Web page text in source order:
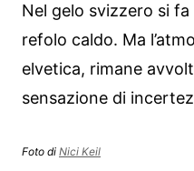
Nel gelo svizzero si
refolo caldo. Ma
elvetica, rimane
sensazione di
Foto di Nici Keil